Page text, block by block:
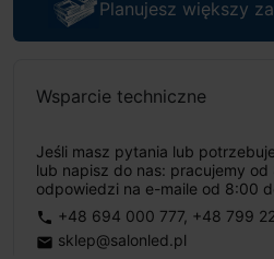
Planujesz większy
Wsparcie techniczne
Jeśli masz pytania lub
lub napisz do nas: pracujemy od
odpowiedzi na e-maile od 8:00
phone +48 694 000 777, +48 799
email sklep@salonled.pl